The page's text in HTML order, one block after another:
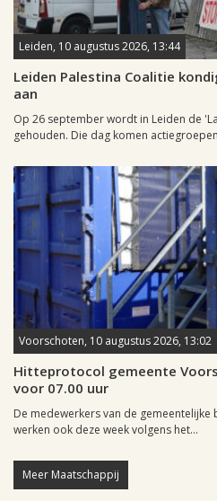
Leiden, 10 augustus 2026, 13:44
Leiden Palestina Coalitie
aan
Op 26 september wordt in Leiden de
gehouden. Die dag komen
Voorschoten, 10 augustus 2026, 13:02
Hitteprotocol gemeente
voor 07.00 uur
De medewerkers van de
werken ook deze week volgens het...
Meer Maatschappij